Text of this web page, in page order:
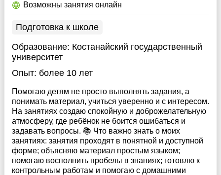
Возможны занятия онлайн
Подготовка к школе
Образование: Костанайский государственный
университет
Опыт: более 10 лет
Помогаю детям не просто выполнять задания, а
понимать материал, учиться уверенно и с интересом.
На занятиях создаю спокойную и доброжелательную
атмосферу, где ребёнок не боится ошибаться и
задавать вопросы. 📚 Что важно знать о моих
занятиях: занятия проходят в понятной и доступной
форме; объясняю материал простым языком;
помогаю восполнить пробелы в знаниях; готовлю к
контрольным работам и помогаю с домашними